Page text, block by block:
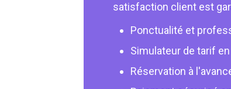
satisfaction client est
Ponctualité et
Simulateur de tarif
Réservation à